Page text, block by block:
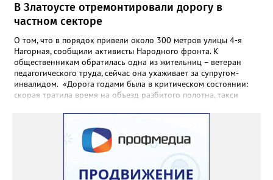
В Златоусте отремонтировали дорогу в
частном секторе
О том, что в порядок привели около 300 метров улицы 4-я
Нагорная, сообщили активисты Народного фронта. К
общественникам обратилась одна из жительниц – ветеран
педагогического труда, сейчас она ухаживает за супругом-
инвалидом. «Дорога годами была в критическом состоянии:
скорая тратила время на объезд разбитого полотна, такси
однажды реанимация не смогла добраться до больного.
Жители писали в администрацию города и другие инстанции,
пытались ремонтировать дорогу своими силами – всё тщетно»,
– рассказали в ОНФ. Общественники подчеркнули: именно
они добились, чтобы участок разровняли и отсыпали. Для
этого потребовалось обратиться в мэрию Златоуста.